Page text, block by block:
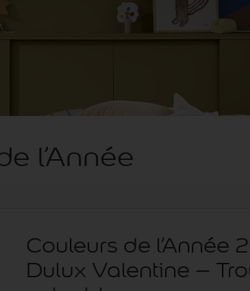
l’Année
Couleurs de l’Année
Dulux Valentine –